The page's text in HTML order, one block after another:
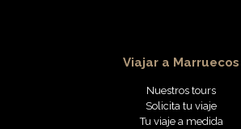
Viajar a Marruecos
Nuestros tours
Solicita tu viaje
Tu viaje a medida